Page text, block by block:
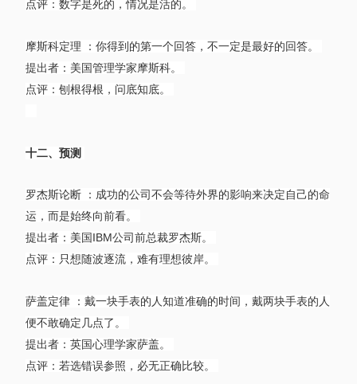
点评：数字是死的，情况是活的。
摩斯科定理 ：你得到的第一个回答，不一定是最好的回答。
提出者：美国管理学家摩斯科。
点评：刨根得根，问底知底。
十二、预测
罗杰斯论断 ：成功的公司不会等待外界的影响来决定自己的命
运，而是始终向前看。
提出者：美国IBM公司前总裁罗杰斯。
点评：只想随波逐流，难有理想彼岸。
萨盖定律 ：戴一块手表的人知道准确的时间，戴两块手表的人
便不敢确定几点了。
提出者：英国心理学家萨盖。
点评：若选错误参照，必无正确比较。